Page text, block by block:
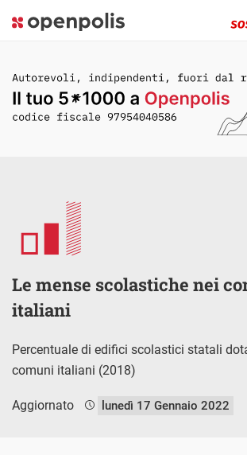
Le mense scolastiche nei
italiani
Percentuale di edifici scolastici statali
comuni italiani (2018)
Aggiornato lunedì 17 Gennaio 2022